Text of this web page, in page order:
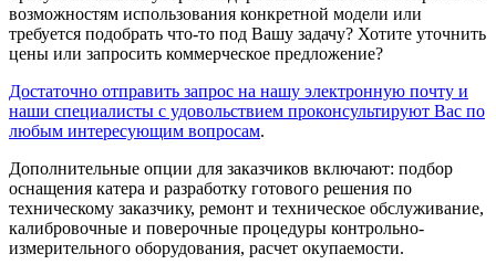
возможностям использования конкретной модели или
требуется подобрать что-то под Вашу задачу? Хотите уточнить
цены или запросить коммерческое предложение?
Достаточно отправить запрос на нашу электронную почту и
наши специалисты с удовольствием проконсультируют Вас по
любым интересующим вопросам.
Дополнительные опции для заказчиков включают: подбор
оснащения катера и разработку готового решения по
техническому заказчику, ремонт и техническое обслуживание,
калибровочные и поверочные процедуры контрольно-
измерительного оборудования, расчет окупаемости.